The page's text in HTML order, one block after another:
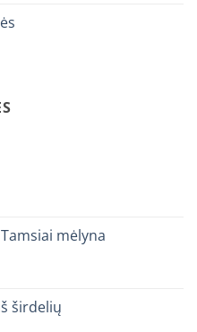
mėlyna
širdelių